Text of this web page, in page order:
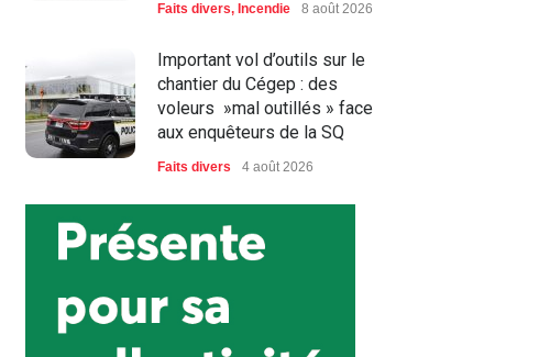
Faits divers, Incendie 8 août 2026
Important vol d’outils sur le
chantier du Cégep : des
voleurs »mal outillés » face
aux enquêteurs de la SQ
Faits divers 4 août 2026